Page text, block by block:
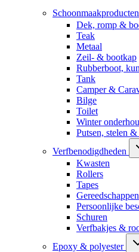
Schoonmaakproducten
Dek, romp &
Teak
Metaal
Zeil- & bootkap
Rubberboot,
Tank
Camper &
Bilge
Toilet
Winter
Putsen, stelen
Verfbenodigdheden
Kwasten
Rollers
Tapes
Gereedschappen
Persoonlijke
Schuren
Verfbakjes &
Epoxy & polyester